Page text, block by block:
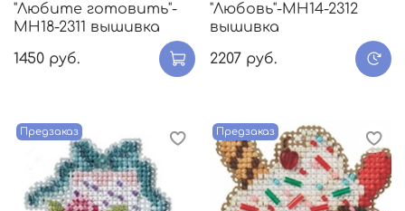
"Любите готовить"-
МH18-2311 вышивка
1450 руб.
"Любовь"-MH14-2312
вышивка
2207 руб.
Предзаказ Предзаказ